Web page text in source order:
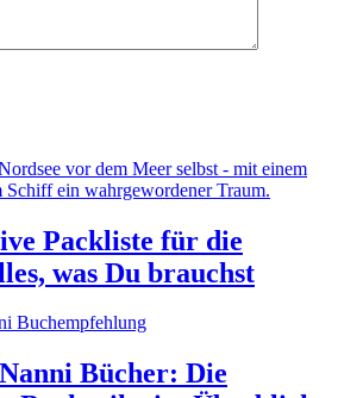
Packliste für die
was Du brauchst
Bücher: Die